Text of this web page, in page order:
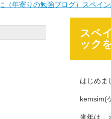
（年寄りの勉強ブログ）スペイ
スペ
ック
はじめま
kemsim(
来年は、